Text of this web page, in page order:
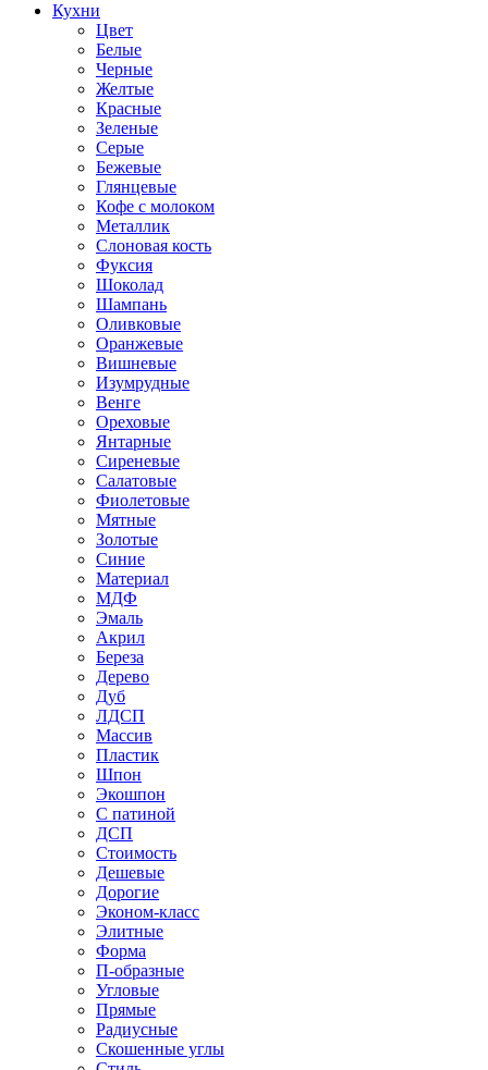
Кухни
Цвет
Белые
Черные
Желтые
Красные
Зеленые
Серые
Бежевые
Глянцевые
Кофе с молоком
Металлик
Слоновая кость
Фуксия
Шоколад
Шампань
Оливковые
Оранжевые
Вишневые
Изумрудные
Венге
Ореховые
Янтарные
Сиреневые
Салатовые
Фиолетовые
Мятные
Золотые
Синие
Материал
МДФ
Эмаль
Акрил
Береза
Дерево
Дуб
ЛДСП
Массив
Пластик
Шпон
Экошпон
С патиной
ДСП
Стоимость
Дешевые
Дорогие
Эконом-класс
Элитные
Форма
П-образные
Угловые
Прямые
Радиусные
Скошенные углы